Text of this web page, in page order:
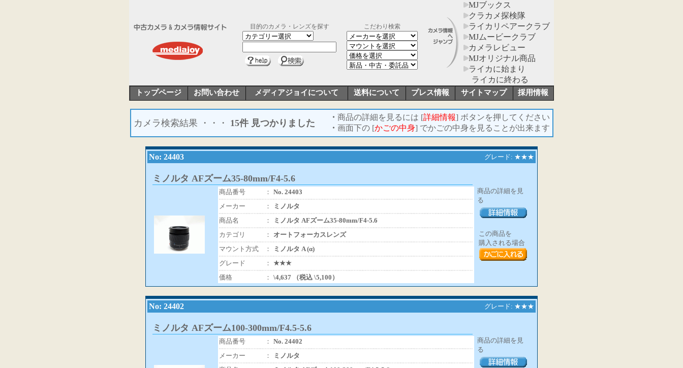
目的のカメラ・レンズを探す こだわり検索
MJブックス
クラカメ探検隊
ライカリペアークラブ
MJムービークラブ
カメラレビュー
MJオリジナル商品
ライカに始まり
ライカに終わる
トップページ お問い合わせ メディアジョイについて 送料について プレス情報 サイトマップ 採用情報
カメラ検索結果 ・・・ 15件 見つかりました
・ 商品の詳細を見るには [詳細情報] ボタンを押してください
・ 画面下の [かごの中身] でかごの中身を見ることが出来ます
No: 24403 グレード: ★★★
ミノルタ AFズーム35-80mm/F4-5.6
商品番号 ： No. 24403
メーカー
：
ミノルタ
商品名
：
ミノルタ AFズーム35-80mm/F4-5.6
カテゴリ
：
オートフォーカスレンズ
マウント方式
：
ミノルタ A (α)
グレード
： ★★★
価格
： \4,637 （税込 \5,100）
商品の詳細を見
る
この商品を
購入される場合
No: 24402 グレード: ★★★
ミノルタ AFズーム100-300mm/F4.5-5.6
商品番号 ： No. 24402
メーカー
：
ミノルタ
商品の詳細を見
る